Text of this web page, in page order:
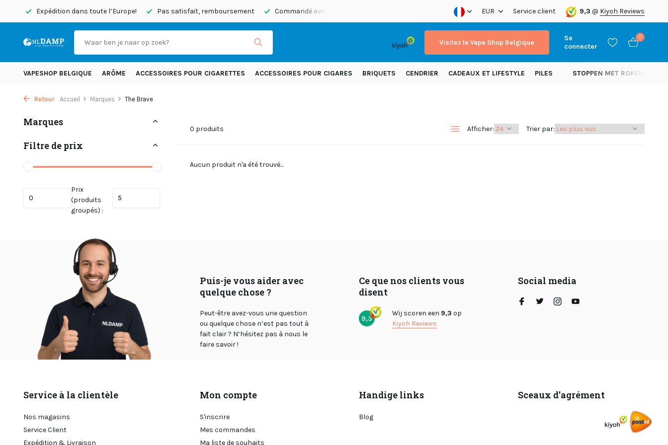
Expédition dans toute l’Europe! Pas satisfait, remboursement Commandé avant 20h45, expédié aujourd’hui Expédition dans toute l’Europe!
EUR Service client 9,3 @ Kiyoh Reviews
Visitez le Vape Shop Belgique
Se
connecter
0
VAPESHOP BELGIQUE ARÔME ACCESSOIRES POUR CIGARETTES ACCESSOIRES POUR CIGARES BRIQUETS CENDRIER CADEAUX ET LIFESTYLE PILES STOPPEN MET ROKEN
Retour Accueil Marques The Brave
Marques
Filtre de prix
Prix
(produits
groupés) :
0 produits Afficher: Trier par:
Aucun produit n'a été trouvé...
Puis-je vous aider avec
quelque chose ?
Peut-être avez-vous une question
ou quelque chose n’est pas tout à
fait clair ? N’hésitez pas à nous le
faire savoir !
Ce que nos clients vous
disent
9,3
Wij scoren een 9,3 op
Kiyoh Reviews
Social media
Service à la clientèle
Nos magasins
Service Client
Expédition & Livraison
Mon compte
S'inscrire
Mes commandes
Ma liste de souhaits
Handige links
Blog
Sceaux d'agrément